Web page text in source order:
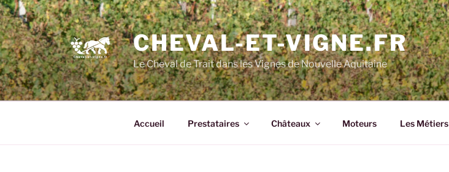
CHEVAL-ET-VIGNE.FR
Le Cheval de Trait dans les Vignes de Nouvelle Aquitaine
Accueil Prestataires Châteaux Moteurs Les Métiers